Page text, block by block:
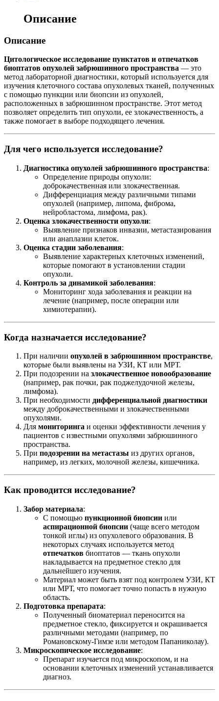
Описание
Описание
Цитологическое исследование пунктатов и отпечатков
биоптатов опухолей забрюшинного пространства — это
метод лабораторной диагностики, который используется для
изучения клеточного состава опухолевых тканей, полученных
с помощью пункции или биопсии из опухолей,
расположенных в забрюшинном пространстве. Этот метод
позволяет определить тип опухоли, ее злокачественность, а
также помогает в выборе подходящего лечения.
Для чего используется исследование?
Диагностика опухолей забрюшинного пространства:
Определение природы опухоли:
доброкачественная или злокачественная.
Дифференциация между различными типами
опухолей (например, липома, фиброма,
нейробластома, лимфома, рак).
Оценка злокачественности опухоли:
Выявление признаков инвазии, метастазирования
или анаплазии клеток.
Оценка стадии заболевания:
Выявление характерных клеточных изменений,
которые помогают в установлении стадии
опухоли.
Контроль за динамикой заболевания:
Мониторинг хода заболевания и реакции на
лечение (например, после операции или
химиотерапии).
Когда назначается исследование?
При наличии опухолей в забрюшинном пространстве,
которые были выявлены на УЗИ, КТ или МРТ.
При подозрении на злокачественное новообразование
(например, рак почки, рак поджелудочной железы,
лимфома).
При необходимости дифференциальной диагностики
между доброкачественными и злокачественными
опухолями.
Для мониторинга и оценки эффективности лечения у
пациентов с известными опухолями забрюшинного
пространства.
При подозрении на метастазы из других органов,
например, из легких, молочной железы, кишечника.
Как проводится исследование?
Забор материала:
С помощью пункционной биопсии или
аспирационной биопсии (чаще всего методом
тонкой иглы) из опухолевого образования. В
некоторых случаях используется метод
отпечатков биоптатов — ткань опухоли
накладывается на предметное стекло для
дальнейшего изучения.
Материал может быть взят под контролем УЗИ, КТ
или МРТ, что помогает точно попасть в нужную
область.
Подготовка препарата:
Полученный биоматериал переносится на
предметное стекло, фиксируется и окрашивается
различными методами (например, по
Романовскому-Гимзе или методом Папаниколау).
Микроскопическое исследование:
Препарат изучается под микроскопом, и на
основании клеточных изменений устанавливается
диагноз.